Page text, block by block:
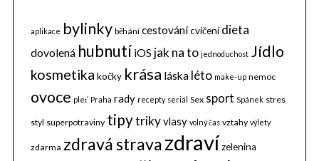
aplikace bylinky běhání cestovánícvičení dieta
dovolená hubnutí iOS jak na to jednoduchost Jídlo
kosmetika kočky krása láska léto make-up nemoc
ovoce pleť Praha rady recepty seriál Sex sport Spánek stres
styl superpotraviny tipytrikyvlasy volný čas vztahy výlety
zdarma zdravá stravazdravízelenina